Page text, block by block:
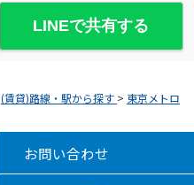
LINEで共有する
(賃貸)路線・駅から探す > 東京メトロ
お問い合わせ